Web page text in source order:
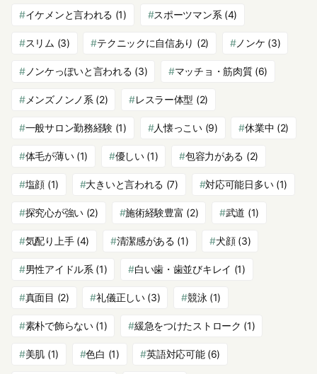
イケメンと言われる (1) スポーツマン系 (4)
スリム (3) テクニックに自信あり (2) ノンケ (3)
ノンケっぽいと言われる (3) マッチョ・筋肉質(6)
メンズノンノ系 (2) レスラー体型 (2)
一般サロン勤務経験 (1) 人懐っこい(9) 休業中 (2)
体毛が薄い(1) 優しい(1) 包容力がある (2)
塩顔 (1) 大きいと言われる (7) 対応可能日多い(1)
探究心が強い(2) 施術経験豊富 (2) 武道 (1)
気配り上手(4) 清潔感がある (1) 犬顔(3)
男性アイドル系 (1) 白い歯・歯並びキレイ (1)
真面目 (2) 礼儀正しい(3) 競泳 (1)
素朴で飾らない(1) 緩急をつけたストローク (1)
美肌 (1) 色白 (1) 英語対応可能(6)